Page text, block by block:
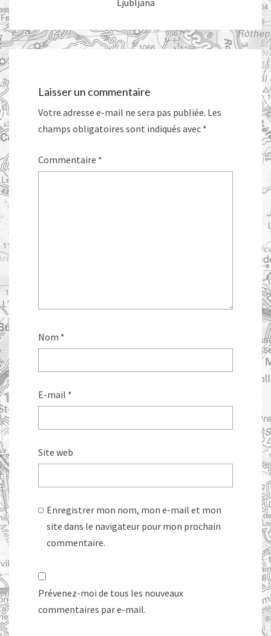
Laisser un commentaire
Votre adresse e-mail ne sera pas publiée. Les
champs obligatoires sont indiqués avec *
Commentaire *
Nom *
E-mail *
Site web
Enregistrer mon nom, mon e-mail et mon
site dans le navigateur pour mon prochain
commentaire.
Prévenez-moi de tous les nouveaux
commentaires par e-mail.